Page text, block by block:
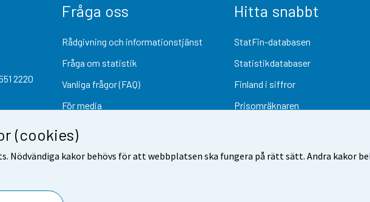
(cookies)
Nödvändiga kakor behövs för att webbplatsen ska fungera på rätt sätt. Andra kakor
2220
Fråga oss
Rådgivning och informationstjänst
Fråga om statistik
Vanliga frågor (FAQ)
För media
Hitta snabbt
StatFin-databasen
Statistikdatabaser
Finland i siffror
Prisomräknaren
Respons